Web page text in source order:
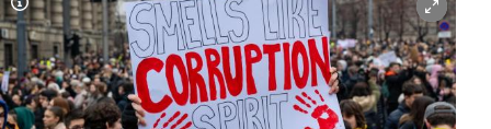
Copyright-Hinweis öffnen/schließen